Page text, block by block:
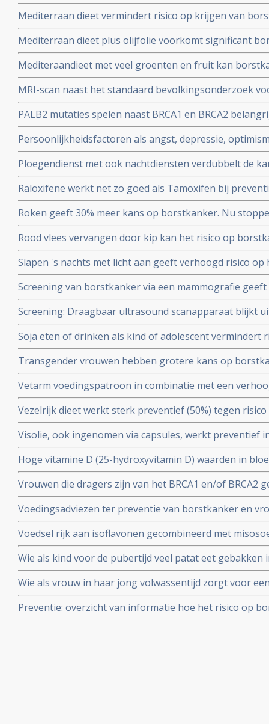
aantal gevorderde borstkanker op 10-jaars meting in
geen mammografie hadden gehad.
Mediterraan dieet vermindert risico op krijgen van
meta-analyse van 18 studies.
Mediterraan dieet plus olijfolie voorkomt significant
agressieve vorm van borstkanker, blijkt uit
naar risico op hart- en vaatziektes bij vrouwen uit
Mediteraandieet met veel groenten en fruit kan
hormoongevoelige borstkanker (tot 40 procent)
overgang
MRI-scan naast het standaard bevolkingsonderzoek
en kan vrouwen met dicht borstweefsel helpen
vaker vals alarm
PALB2 mutaties spelen naast BRCA1 en BRCA2
borstkanker. Blijkt uit DNA studie onder ruim een
verder onderzoeken.
Persoonlijkheidsfactoren als angst, depressie,
het wel of niet krijgen van borstkanker, blijkt uit
Ploegendienst met ook nachtdiensten verdubbelt de
borstkanker
Raloxifene werkt net zo goed als Tamoxifen bij
vrouwen met significant minder bijwerkingen.
Roken geeft 30% meer kans op borstkanker. Nu
als preventie..
Rood vlees vervangen door kip kan het risico op
verhoogt namelijk het risico, kip verkleint het risico op
Slapen 's nachts met licht aan geeft verhoogd risico
Hoe meer licht 's nachts hoe groter het risico.
Screening van borstkanker via een mammografie
uiteindelijke overlevingscijfers blijkt uit 25 jarige studie
leeftijd van 40 tot 59 jaar in Canada.
Screening: Draagbaar ultrasound scanapparaat blijkt
bij ontdekken van kwaadaardige tumoren bij mensen
van borstkanker copy 1
Soja eten of drinken als kind of adolescent vermindert
leeftijd.
Transgender vrouwen hebben grotere kans op
gebruikten, blijkt uit Nederlandse studie
Vetarm voedingspatroon in combinatie met een
fruit en granen kan het risico op overlijden als gevolg
postmenopauzale vrouwen verminderen blijkt uit
Vezelrijk dieet werkt sterk preventief (50%) tegen
vrouwen (in leeftijd voor de overgang).
Visolie, ook ingenomen via capsules, werkt preventief
borstkanker bij vrouwen in de leeftijd na de overgang.
bevolkingstudie onder 35.000 vrouwen. Artikel
Hoge vitamine D (25-hydroxyvitamin D) waarden in
risico - 44 procent - op overlijden aan borstkanker dan
moment van diagnose copy 1
Vrouwen die dragers zijn van het BRCA1 en/of BRCA2
het krijgen van borstkanker met 50% en
eierstokken en eileiders weg te laten halen.
Voedingsadviezen ter preventie van borstkanker en
voeding en meditatie opgesteld door de natuurdietisten
Voedsel rijk aan isoflavonen gecombineerd met
met 40% verminderen aldus tienjarige Japanse studie
geplaatst juni 2003.
Wie als kind voor de pubertijd veel patat eet
risico op krijgen van borstkanker op latere leeftijd
verpleegkundigen
Wie als vrouw in haar jong volwassentijd zorgt voor
beduidend minder risico - 65% - op borstkanker met
Preventie: overzicht van informatie hoe het risico op